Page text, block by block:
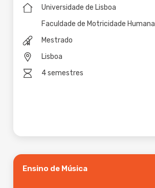
Universidade de Lisboa
Faculdade de Motricidade Humana
Mestrado
Lisboa
4 semestres
Ensino de Música